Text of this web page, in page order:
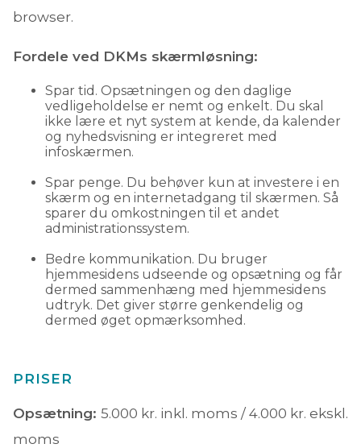
browser.
Fordele ved DKMs skærmløsning:
Spar tid. Opsætningen og den daglige
vedligeholdelse er nemt og enkelt. Du skal
ikke lære et nyt system at kende, da kalender
og nyhedsvisning er integreret med
infoskærmen.
Spar penge. Du behøver kun at investere i en
skærm og en internetadgang til skærmen. Så
sparer du omkostningen til et andet
administrationssystem.
Bedre kommunikation. Du bruger
hjemmesidens udseende og opsætning og får
dermed sammenhæng med hjemmesidens
udtryk. Det giver større genkendelig og
dermed øget opmærksomhed.
PRISER
Opsætning: 5.000 kr. inkl. moms / 4.000 kr. ekskl.
moms